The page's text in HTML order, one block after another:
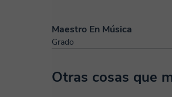
Maestro En Música
Grado
Otras cosas que